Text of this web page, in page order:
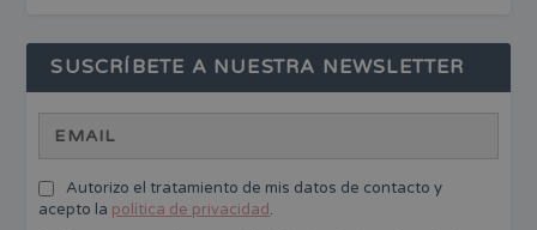
SUSCRÍBETE A NUESTRA NEWSLETTER
Autorizo el tratamiento de mis datos de contacto y
acepto la política de privacidad.